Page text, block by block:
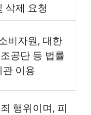
삭제 요청
비자원, 대한
공단 등 법률
관 이용
행위이며, 피